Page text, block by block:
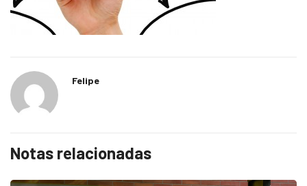
Felipe
Notas relacionadas